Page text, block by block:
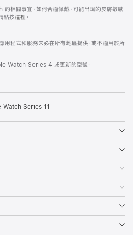
相關事宜、如何合適佩戴、可能出現的皮膚敏感
點按這裡 。
用程式和服務未必在所有地區提供，或不適用於所
Watch Series 4 或更新的型號。
Watch Series 11